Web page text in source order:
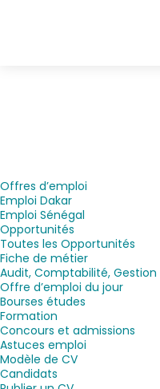
Offres d’emploi
Emploi Dakar
Emploi Sénégal
Opportunités
Toutes les Opportunités
Fiche de métier
Audit, Comptabilité, Gestion
Offre d’emploi du jour
Bourses études
Formation
Concours et admissions
Astuces emploi
Modèle de CV
Candidats